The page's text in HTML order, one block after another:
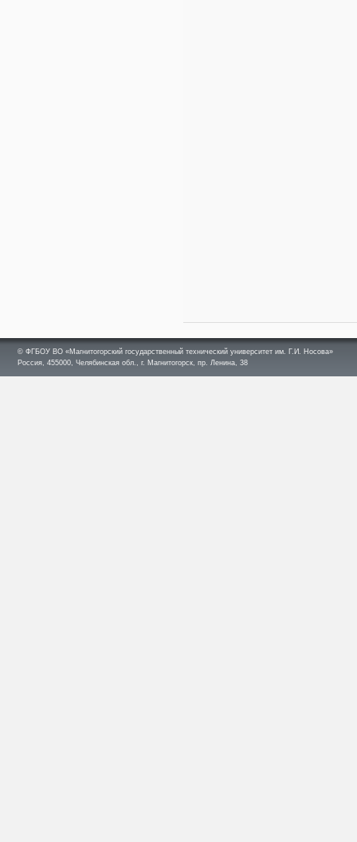
© ФГБОУ ВО «Магнитогорский государственный технический университет им. Г.И. Носова»
Россия, 455000, Челябинская обл., г. Магнитогорск, пр. Ленина, 38